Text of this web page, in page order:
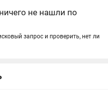
не нашли по
запрос и проверить, нет ли